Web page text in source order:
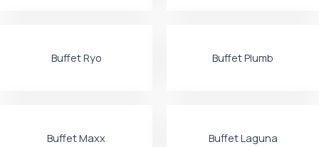
Buffet Ryo Buffet Plumb
Buffet Maxx Buffet Laguna